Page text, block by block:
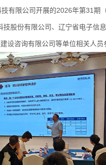
限公司开展的2026年第31期
股份有限公司、辽宁省电子信
设咨询有限公司等单位相关人员